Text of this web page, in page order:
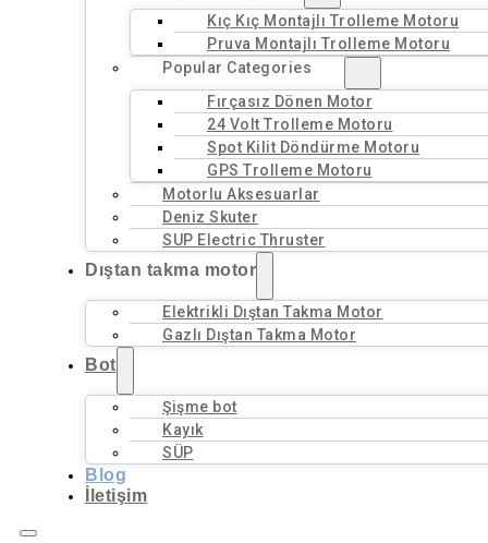
Kıç Kıç Montajlı Trolleme Motoru
Pruva Montajlı Trolleme Motoru
Popular Categories
Fırçasız Dönen Motor
24 Volt Trolleme Motoru
Spot Kilit Döndürme Motoru
GPS Trolleme Motoru
Motorlu Aksesuarlar
Deniz Skuter
SUP Electric Thruster
Dıştan takma motor
Elektrikli Dıştan Takma Motor
Gazlı Dıştan Takma Motor
Bot
Şişme bot
Kayık
SÜP
Blog
İletişim